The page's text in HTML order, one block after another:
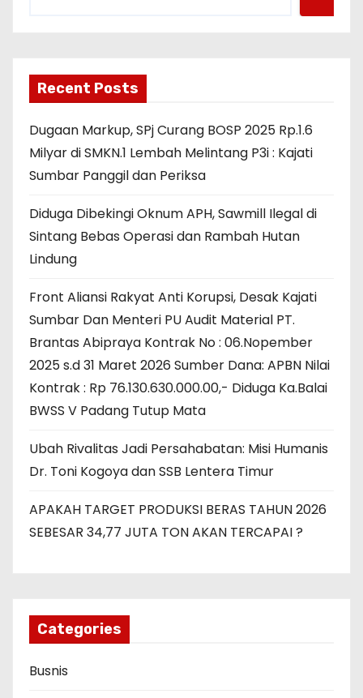
Recent Posts
Dugaan Markup, SPj Curang BOSP 2025 Rp.1.6
Milyar di SMKN.1 Lembah Melintang P3i : Kajati
Sumbar Panggil dan Periksa
Diduga Dibekingi Oknum APH, Sawmill Ilegal di
Sintang Bebas Operasi dan Rambah Hutan
Lindung
Front Aliansi Rakyat Anti Korupsi, Desak Kajati
Sumbar Dan Menteri PU Audit Material PT.
Brantas Abipraya Kontrak No : 06.Nopember
2025 s.d 31 Maret 2026 Sumber Dana: APBN Nilai
Kontrak : Rp 76.130.630.000.00,- Diduga Ka.Balai
BWSS V Padang Tutup Mata
Ubah Rivalitas Jadi Persahabatan: Misi Humanis
Dr. Toni Kogoya dan SSB Lentera Timur
APAKAH TARGET PRODUKSI BERAS TAHUN 2026
SEBESAR 34,77 JUTA TON AKAN TERCAPAI ?
Categories
Busnis